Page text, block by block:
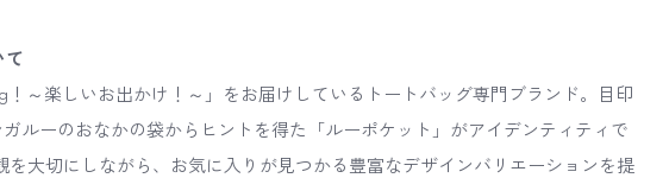
て
！～楽しいお出かけ！～」をお届けしているトートバッグ専門ブランド。目印
ルーのおなかの袋からヒントを得た「ルーポケット」がアイデンティティで
大切にしながら、お気に入りが見つかる豊富なデザインバリエーションを提